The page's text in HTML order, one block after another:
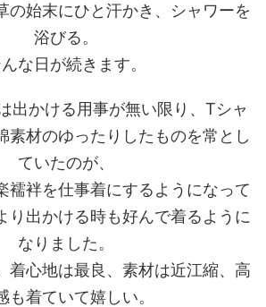
の始末にひと汗かき、シャワーを
浴びる。
な日が続きます。
出かける用事が無い限り、Tシャ
素材のゆったりしたものを常とし
ていたのが、
襦袢を仕事着にするようになって
り出かける時も好んで着るように
なりました。
着心地は最良、素材は近江縮、高
も着ていて嬉しい。